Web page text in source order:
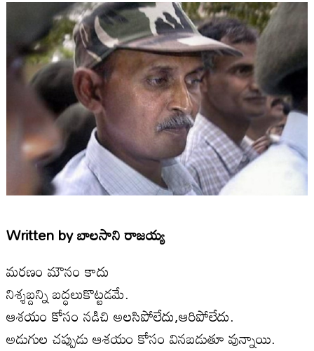
Written byబాలసాని రాజయ్య
మరణం మౌనం కాదు
నిశ్శబ్దన్ని బద్ధలుకొట్టడమే.
ఆశయం కోసం నడిచి అలసిపోలేదు,ఆరిపోలేదు.
అడుగుల చప్పుడు ఆశయం కోసం వినబడుతూ వున్నాయి.